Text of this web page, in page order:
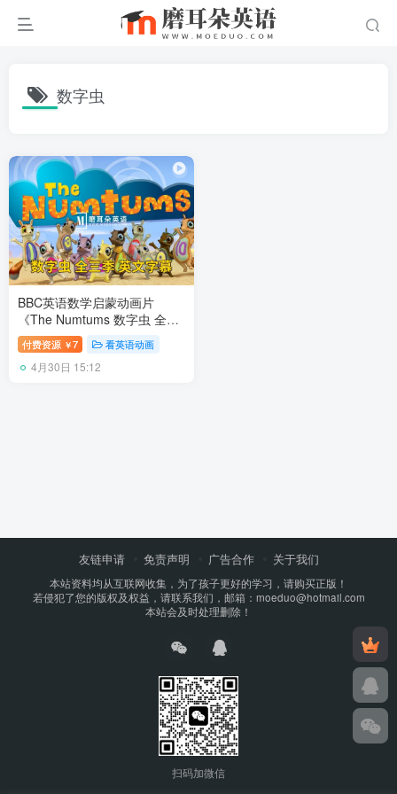
数字虫
BBC英语数学启蒙动画片
《The Numtums 数字虫 全
集》全3季总77集，1080P高
清视频带英文字幕，带配套音
频MP3，百度网盘下载！
付费资源 ￥7 看英语动画
4月30日 15:12
友链申请 免责声明 广告合作 关于我们
本站资料均从互联网收集，为了孩子更好的学习，请购买正版！
若侵犯了您的版权及权益，请联系我们，邮箱：moeduo@hotmail.com
本站会及时处理删除！
扫码加微信